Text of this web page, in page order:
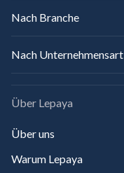
Nach Branche
Nach Unternehmensart
Über Lepaya
Über uns
Warum Lepaya